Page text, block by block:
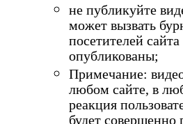
не публикуйте
может вызвать
посетителей
опубликованы;
Примечание:
любом сайте, в
реакция
будет совершенно